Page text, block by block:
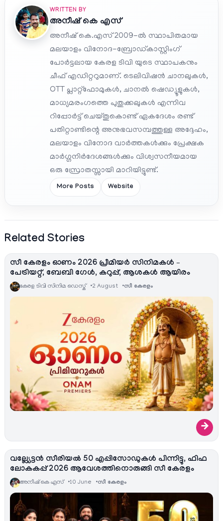
WRITTEN BY
അനീഷ്‌ കെ എസ്
അനീഷ് കെ.എസ് 2009-ൽ സ്ഥാപിതമായ
മലയാളം വിനോദ-ബ്രോഡ്കാസ്റ്റിംഗ്
പോർട്ടലായ കേരള ടിവി യുടെ സ്ഥാപകനും
ചീഫ് എഡിറ്ററുമാണ്. ടെലിവിഷൻ ചാനലുകൾ,
OTT പ്ലാറ്റ്‌ഫോമുകൾ, ചാനൽ ഷെഡ്യൂളുകൾ,
മാധ്യമരംഗത്തെ പുതുക്കലുകൾ എന്നിവ
റിപ്പോർട്ട് ചെയ്തുകൊണ്ട് ഏകദേശം രണ്ട്
പതിറ്റാണ്ടിന്റെ അനുഭവസമ്പത്തുള്ള അദ്ദേഹം,
മലയാളം വിനോദ വാർത്തകൾക്കും പ്രേക്ഷക
മാർഗ്ഗനിർദേശങ്ങൾക്കും വിശ്വസനീയമായ
ഒരു സ്രോതസ്സായി മാറിയിട്ടുണ്ട്.
More Posts Website
Related Stories
സീ കേരളം ഓണം 2026 പ്രീമിയർ സിനിമകൾ –
പേട്രിയറ്റ്, ബേബി ഗേൾ, കറുപ്പ്, ആശകൾ ആയിരം
കേരള ടിവി സിനിമ ഡെസ്ക് 2 August സീ കേരളം
→
വല്ല്യേട്ടൻ സീരിയല്‍ 50 എപ്പിസോഡുകൾ പിന്നിട്ടു, ഫിഫ
ലോകകപ്പ് 2026 ആവേശത്തിനൊരുങ്ങി സീ കേരളം
അനീഷ്‌ കെ എസ് 10 June സീ കേരളം